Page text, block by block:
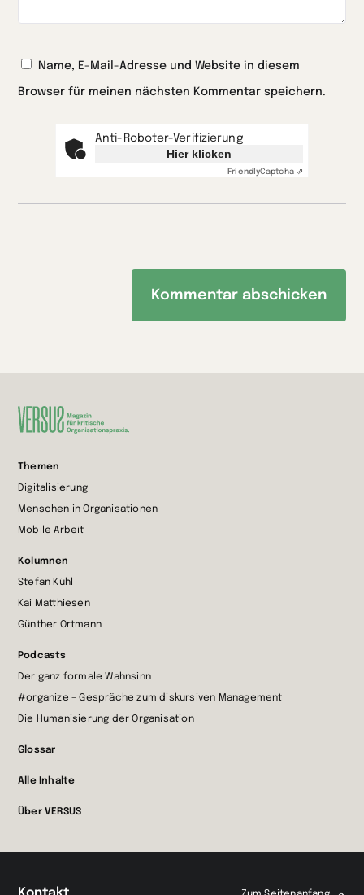
Name, E-Mail-Adresse und Website in diesem
Browser für meinen nächsten Kommentar speichern.
Anti-Roboter-Verifizierung
Hier klicken
FriendlyCaptcha ⇗
Startseite
wechseln
Themen
Digitalisierung
Menschen in Organisationen
Mobile Arbeit
Kolumnen
Stefan Kühl
Kai Matthiesen
Günther Ortmann
Podcasts
Der ganz formale Wahnsinn
#organize – Gespräche zum diskursiven Management
Die Humanisierung der Organisation
Glossar
Alle Inhalte
Über VERSUS